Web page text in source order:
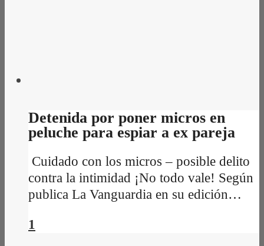
Detenida por poner micros en
peluche para espiar a ex pareja
Cuidado con los micros – posible delito
contra la intimidad ¡No todo vale! Según
publica La Vanguardia en su edición…
1